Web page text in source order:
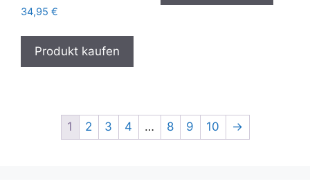
34,95 €
Produkt kaufen
1 2 3 4 … 8 9 10 →